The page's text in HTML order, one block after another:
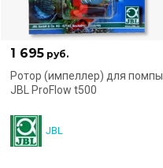
1 695 руб.
Ротор (импеллер) для помпы
JBL ProFlow t500
JBL